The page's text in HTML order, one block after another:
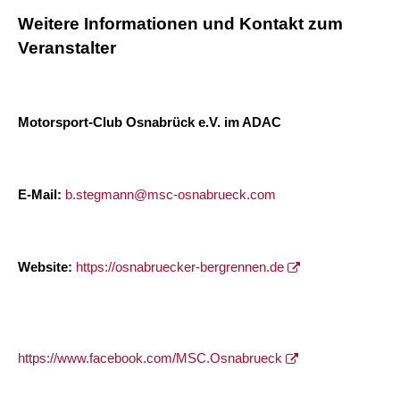
Weitere Informationen und Kontakt zum
Veranstalter
Motorsport-Club Osnabrück e.V. im ADAC
E-Mail: b.stegmann@msc-osnabrueck.com
Website: https://osnabruecker-bergrennen.de
https://www.facebook.com/MSC.Osnabrueck